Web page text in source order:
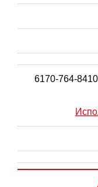
6170-764-